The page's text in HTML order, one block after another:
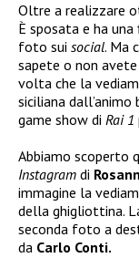
Oltre a realizzare
È sposata e ha
foto sui social. Ma
sapete o non
volta che la
siciliana
game show di Rai 1
Abbiamo scoperto
Instagram di
immagine la
della ghigliottina.
seconda foto a
da Carlo Conti.